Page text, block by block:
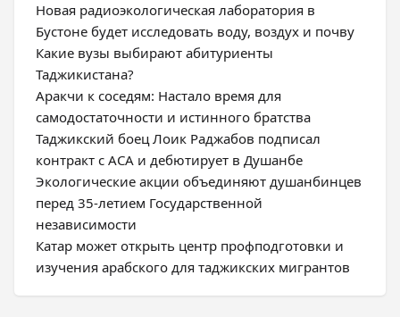
Новая радиоэкологическая лаборатория в
Бустоне будет исследовать воду, воздух и почву
Какие вузы выбирают абитуриенты
Таджикистана?
Аракчи к соседям: Настало время для
самодостаточности и истинного братства
Таджикский боец Лоик Раджабов подписал
контракт с ACA и дебютирует в Душанбе
Экологические акции объединяют душанбинцев
перед 35-летием Государственной
независимости
Катар может открыть центр профподготовки и
изучения арабского для таджикских мигрантов